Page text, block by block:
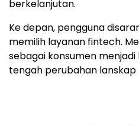
berkelanjutan.
Ke depan, pengguna
memilih layanan fintech.
sebagai konsumen
tengah perubahan